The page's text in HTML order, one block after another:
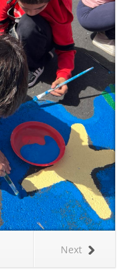
Next